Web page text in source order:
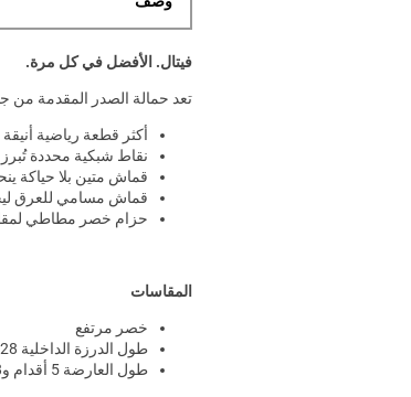
فيتال. الأفضل في كل مرة.
تعد حمالة الصدر المقدمة من
أكثر قطعة رياضية أنيقة
نقاط شبكية محددة
قماش متين بلا حياكة
قماش مسامي للعرق
حزام خصر مطاطي
المقاسات
خصر مرتفع
طول الدرزة الداخلية 28 بوصة بناءً على المقاس M
طول العارضة 5 أقدام و8 بوصة وترتدي المقاس S